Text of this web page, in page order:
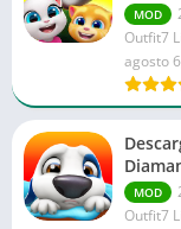
MOD
Outfit7
agosto
MOD
Outfit7